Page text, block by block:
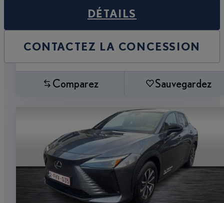
DÉTAILS
CONTACTEZ LA CONCESSION
Comparez Sauvegardez